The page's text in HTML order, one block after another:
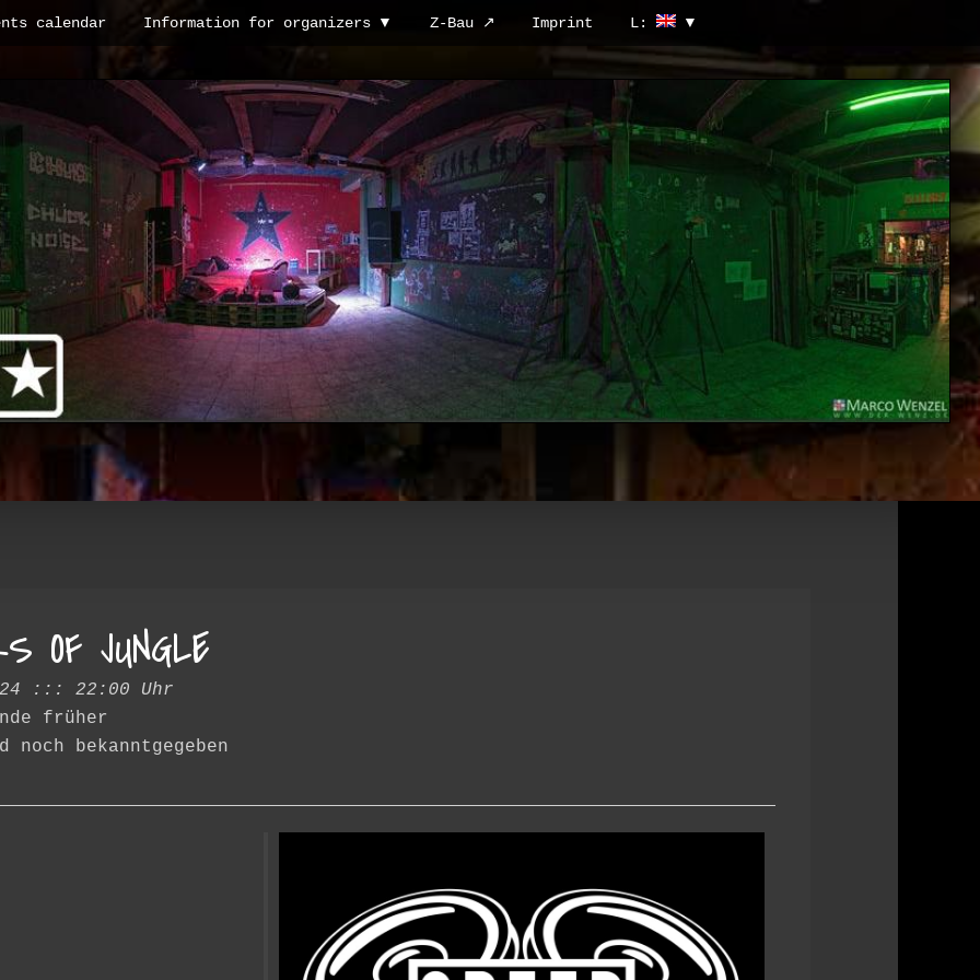
OF JUNGLE
::: 22:00 Uhr
früher
bekanntgegeben
calendar Information for organizers Z-Bau ↗ Imprint L: